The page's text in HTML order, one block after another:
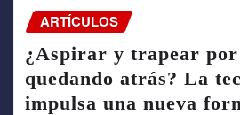
ARTÍCULOS
¿Aspirar y trapear por
quedando atrás? La
impulsa una nueva